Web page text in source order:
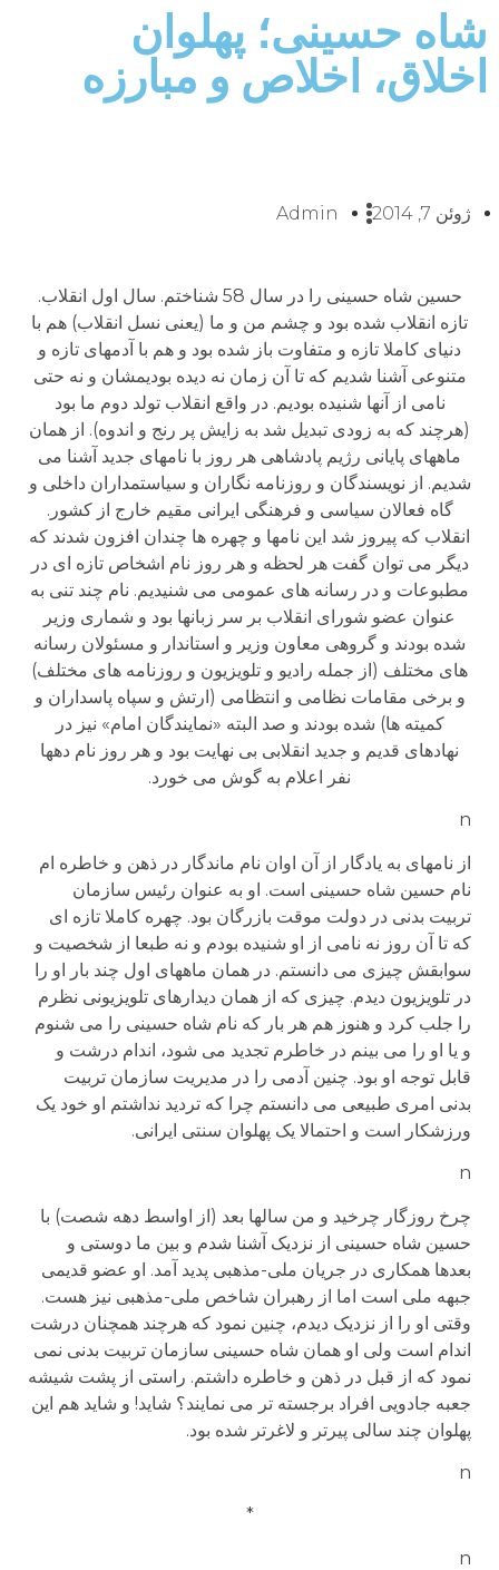
شاه حسینی؛ پهلوان
اخلاق، اخلاص و مبارزه
ژوئن 7, 2014 Admin
حسین شاه حسینی را در سال 58 شناختم. سال اول انقلاب.
تازه انقلاب شده بود و چشم من و ما (یعنی نسل انقلاب) هم با
دنیای کاملا تازه و متفاوت باز شده بود و هم با آدمهای تازه و
متنوعی آشنا شدیم که تا آن زمان نه دیده بودیمشان و نه حتی
نامی از آنها شنیده بودیم. در واقع انقلاب تولد دوم ما بود
(هرچند که به زودی تبدیل شد به زایش پر رنج و اندوه). از همان
ماههای پایانی رژیم پادشاهی هر روز با نامهای جدید آشنا می
شدیم. از نویسندگان و روزنامه نگاران و سیاستمداران داخلی و
گاه فعالان سیاسی و فرهنگی ایرانی مقیم خارج از کشور.
انقلاب که پیروز شد این نامها و چهره ها چندان افزون شدند که
دیگر می توان گفت هر لحظه و هر روز نام اشخاص تازه ای در
مطبوعات و در رسانه های عمومی می شنیدیم. نام چند تنی به
عنوان عضو شورای انقلاب بر سر زبانها بود و شماری وزیر
شده بودند و گروهی معاون وزیر و استاندار و مسئولان رسانه
های مختلف (از جمله رادیو و تلویزیون و روزنامه های مختلف)
و برخی مقامات نظامی و انتظامی (ارتش و سپاه پاسداران و
کمیته ها) شده بودند و صد البته «نمایندگان امام» نیز در
نهادهای قدیم و جدید انقلابی بی نهایت بود و هر روز نام دهها
نفر اعلام به گوش می خورد.
n
از نامهای به یادگار از آن اوان نام ماندگار در ذهن و خاطره ام
نام حسین شاه حسینی است. او به عنوان رئیس سازمان
تربیت بدنی در دولت موقت بازرگان بود. چهره کاملا تازه ای
که تا آن روز نه نامی از او شنیده بودم و نه طبعا از شخصیت و
سوابقش چیزی می دانستم. در همان ماههای اول چند بار او را
در تلویزیون دیدم. چیزی که از همان دیدارهای تلویزیونی نظرم
را جلب کرد و هنوز هم هر بار که نام شاه حسینی را می شنوم
و یا او را می بینم در خاطرم تجدید می شود، اندام درشت و
قابل توجه او بود. چنین آدمی را در مدیریت سازمان تربیت
بدنی امری طبیعی می دانستم چرا که تردید نداشتم او خود یک
ورزشکار است و احتمالا یک پهلوان سنتی ایرانی.
n
چرخ روزگار چرخید و من سالها بعد (از اواسط دهه شصت) با
حسین شاه حسینی از نزدیک آشنا شدم و بین ما دوستی و
بعدها همکاری در جریان ملی-مذهبی پدید آمد. او عضو قدیمی
جبهه ملی است اما از رهبران شاخص ملی-مذهبی نیز هست.
وقتی او را از نزدیک دیدم، چنین نمود که هرچند همچنان درشت
اندام است ولی او همان شاه حسینی سازمان تربیت بدنی نمی
نمود که از قبل در ذهن و خاطره داشتم. راستی از پشت شیشه
جعبه جادویی افراد برجسته تر می نمایند؟ شاید! و شاید هم این
پهلوان چند سالی پیرتر و لاغرتر شده بود.
n
*
n